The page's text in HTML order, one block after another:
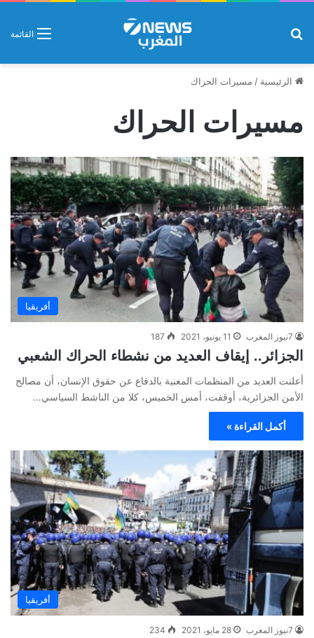
القائمة
الرئيسية / مسيرات الحراك
مسيرات الحراك
أفريقيا
7نيوز المغرب 11 يونيو، 2021 187
الجزائر.. إيقاف العديد من نشطاء الحراك الشعبي
أعلنت العديد من المنظمات المعنية بالدفاع عن حقوق الإنسان، أن مصالح
الأمن الجزائرية، أوقفت، أمس الخميس، كلا من الناشط السياسي…
أكمل القراءة »
أفريقيا
7نيوز المغرب 28 مايو، 2021 234